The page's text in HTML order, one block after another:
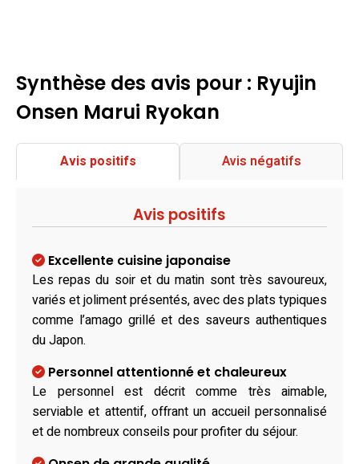
Synthèse des avis pour : Ryujin
Onsen Marui Ryokan
Avis positifs Avis négatifs
Avis positifs
Excellente cuisine japonaise
Les repas du soir et du matin sont très savoureux,
variés et joliment présentés, avec des plats typiques
comme l’amago grillé et des saveurs authentiques
du Japon.
Personnel attentionné et chaleureux
Le personnel est décrit comme très aimable,
serviable et attentif, offrant un accueil personnalisé
et de nombreux conseils pour profiter du séjour.